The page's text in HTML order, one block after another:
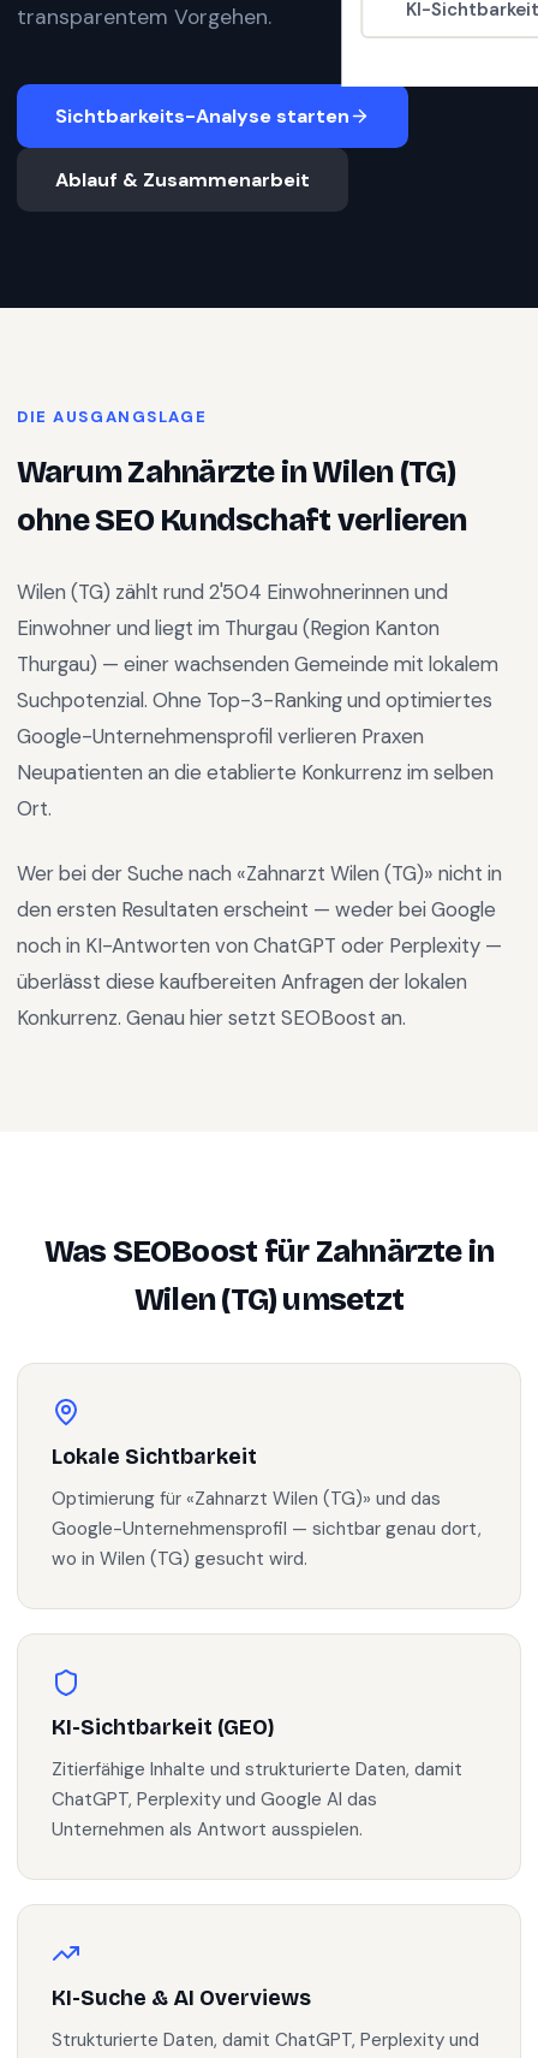
KI-
transparentem Vorgehen.
Sichtbarkeits-Analyse starten
Ablauf & Zusammenarbeit
DIE AUSGANGSLAGE
WarumZahnärzteinWilen (TG)
ohne SEO Kundschaft verlieren
Wilen (TG) zählt rund 2'504 Einwohnerinnen und
Einwohner und liegt im Thurgau (Region Kanton
Thurgau) — einer wachsenden Gemeinde mit lokalem
Suchpotenzial. Ohne Top-3-Ranking und optimiertes
Google-Unternehmensprofil verlieren Praxen
Neupatienten an die etablierte Konkurrenz im selben
Ort.
Wer bei der Suche nach «Zahnarzt Wilen (TG)» nicht in
den ersten Resultaten erscheint — weder bei Google
noch in KI-Antworten von ChatGPT oder Perplexity —
überlässt diese kaufbereiten Anfragen der lokalen
Konkurrenz. Genau hier setzt SEOBoost an.
Was SEOBoost fürZahnärztein
Wilen (TG)umsetzt
Lokale Sichtbarkeit
Optimierung für «Zahnarzt Wilen (TG)» und das
Google-Unternehmensprofil — sichtbar genau dort,
wo in Wilen (TG) gesucht wird.
KI-Sichtbarkeit (GEO)
Zitierfähige Inhalte und strukturierte Daten, damit
ChatGPT, Perplexity und Google AI das
Unternehmen als Antwort ausspielen.
KI-Suche & AI Overviews
Strukturierte Daten, damit ChatGPT, Perplexity und